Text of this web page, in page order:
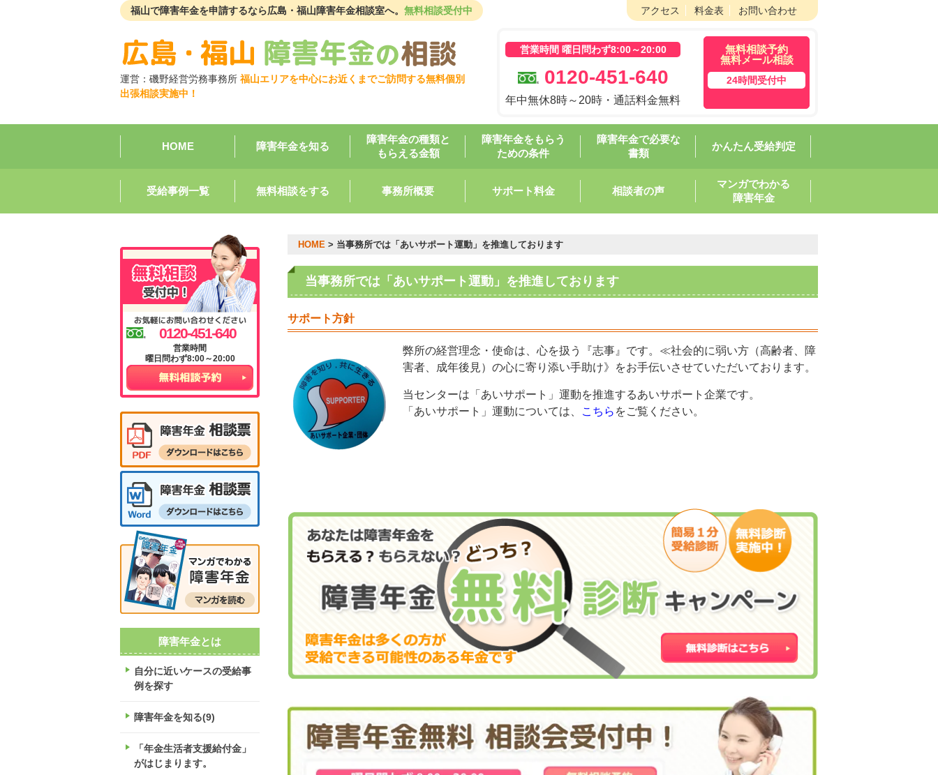
福山で障害年金を申請するなら広島・福山障害年金相談室へ。 無料相談受付中 アクセス 料金表 お問い合わせ
運営： 磯野経営労務事務所 福山エリアを中心にお近くまでご訪問する無料個別
出張相談実施中！
営業時間 曜日問わず8:00～20:00
0120-451-640
年中無休8時～20時・通話料金無料
無料相談予約
無料メール相談
24時間受付中
HOME 障害年金を知る
障害年金の種類と
もらえる金額
障害年金をもらう
ための条件
障害年金で必要な
書類
かんたん受給判定
受給事例一覧 無料相談をする 事務所概要 サポート料金 相談者の声
マンガでわかる
障害年金
HOME > 当事務所では「あいサポート運動」を推進しております
当事務所では「あいサポート運動」を推進しております
サポート方針
弊所の経営理念・使命は、心を扱う『志事』です。≪社会的に弱い方（高齢者、障
害者、成年後見）の心に寄り添い手助け》をお手伝いさせていただいております。
当センターは「あいサポート」運動を推進するあいサポート企業です。
「あいサポート」運動については、
こちら をご覧ください。
0120-451-640
曜日問わず8:00～20:00
障害年金とは
自分に近いケースの受給事
例を探す
障害年金を知る(9)
「年金生活者支援給付金」
がはじまります。